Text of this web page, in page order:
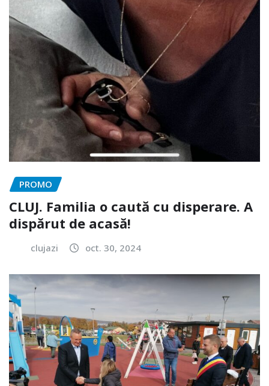
PROMO
CLUJ. Familia o caută cu disperare. A
dispărut de acasă!
clujazi oct. 30, 2024